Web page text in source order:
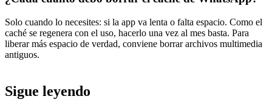
Solo cuando lo necesites: si la app va lenta o falta espacio. Como el
caché se regenera con el uso, hacerlo una vez al mes basta. Para
liberar más espacio de verdad, conviene borrar archivos multimedia
antiguos.
Sigue leyendo